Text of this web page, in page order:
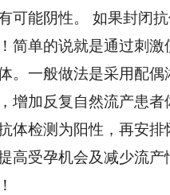
可能阴性。 如果封闭
简单的说就是通过刺激
。一般做法是采用配偶
增加反复自然流产患者
体检测为阳性，再安排
高受孕机会及减少流产